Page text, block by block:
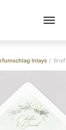
Inlays /